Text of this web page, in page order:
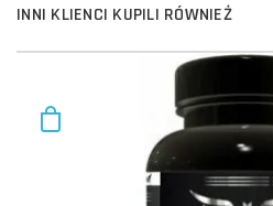
INNI KLIENCI KUPILI RÓWNIEŻ